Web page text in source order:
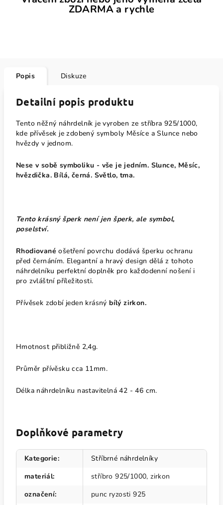
ZDARMA a rychle
Popis Diskuze
Detailní popis produktu
Tento něžný náhrdelník je vyroben ze stříbra 925/1000,
kde přívěsek je zdobený symboly Měsíce a Slunce nebo
hvězdy v jednom.
Nese v sobě symboliku - vše je jedním. Slunce, Měsíc,
hvězdička. Bílá, černá. Světlo, tma.
Tento krásný šperk není jen šperk, ale symbol,
poselství.
Rhodiované ošetření povrchu dodává šperku ochranu
před černáním. Elegantní a hravý design dělá z tohoto
náhrdelníku perfektní doplněk pro každodenní nošení i
pro zvláštní příležitosti.
Přívěsek zdobí jeden krásný bílý zirkon.
Hmotnost přibližně 2,4g.
Průměr přívěsku cca 11mm.
Délka náhrdelníku nastavitelná42 - 46 cm.
Doplňkové parametry
Kategorie:
Stříbrné náhrdelníky
materiál:
stříbro 925/1000, zirkon
označení: punc ryzosti 925